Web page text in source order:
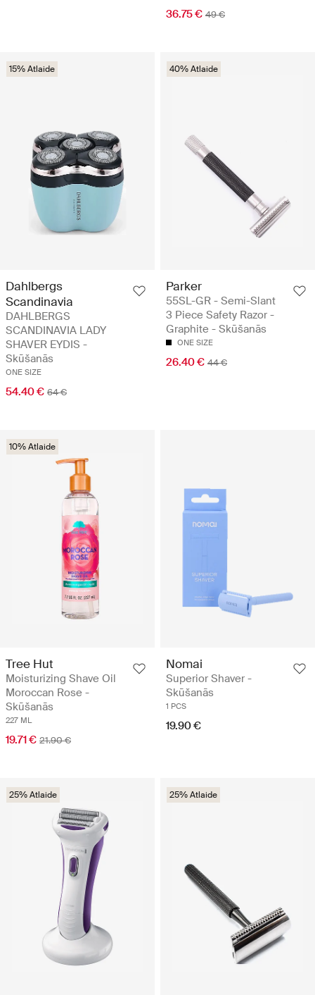
36.75 € 49 €
15% Atlaide
Dahlbergs
Scandinavia
DAHLBERGS
SCANDINAVIA LADY
SHAVER EYDIS -
Skūšanās
ONE SIZE
54.40 € 64 €
40% Atlaide
Parker
55SL-GR - Semi-Slant
3 Piece Safety Razor -
Graphite - Skūšanās
ONE SIZE
26.40 € 44 €
10% Atlaide
Tree Hut
Moisturizing Shave Oil
Moroccan Rose -
Skūšanās
227 ML
19.71 € 21.90 €
Nomai
Superior Shaver -
Skūšanās
1 PCS
19.90 €
25% Atlaide 25% Atlaide